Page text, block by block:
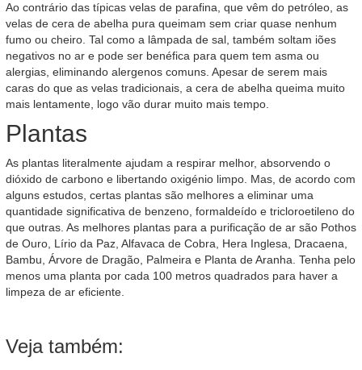
Ao contrário das típicas velas de parafina, que vêm do petróleo, as
velas de cera de abelha pura queimam sem criar quase nenhum
fumo ou cheiro. Tal como a lâmpada de sal, também soltam iões
negativos no ar e pode ser benéfica para quem tem asma ou
alergias, eliminando alergenos comuns. Apesar de serem mais
caras do que as velas tradicionais, a cera de abelha queima muito
mais lentamente, logo vão durar muito mais tempo.
Plantas
As plantas literalmente ajudam a respirar melhor, absorvendo o
dióxido de carbono e libertando oxigénio limpo. Mas, de acordo com
alguns estudos, certas plantas são melhores a eliminar uma
quantidade significativa de benzeno, formaldeído e tricloroetileno do
que outras. As melhores plantas para a purificação de ar são Pothos
de Ouro, Lírio da Paz, Alfavaca de Cobra, Hera Inglesa, Dracaena,
Bambu, Árvore de Dragão, Palmeira e Planta de Aranha. Tenha pelo
menos uma planta por cada 100 metros quadrados para haver a
limpeza de ar eficiente.
Veja também: